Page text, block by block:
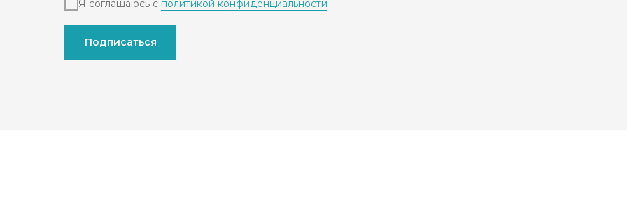
Я соглашаюсь с политикой конфиденциальности
Подписаться